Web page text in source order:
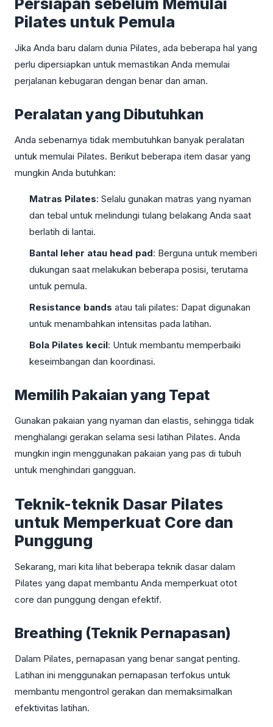
Pilates untuk Pemula
Jika Anda baru dalam dunia Pilates, ada beberapa hal yang
perlu dipersiapkan untuk memastikan Anda memulai
perjalanan kebugaran dengan benar dan aman.
Peralatan yang Dibutuhkan
Anda sebenarnya tidak membutuhkan banyak peralatan
untuk memulai Pilates. Berikut beberapa item dasar yang
mungkin Anda butuhkan:
Matras Pilates: Selalu gunakan matras yang nyaman
dan tebal untuk melindungi tulang belakang Anda saat
berlatih di lantai.
Bantal leher atau head pad: Berguna untuk memberi
dukungan saat melakukan beberapa posisi, terutama
untuk pemula.
Resistance bands atau tali pilates: Dapat digunakan
untuk menambahkan intensitas pada latihan.
Bola Pilates kecil: Untuk membantu memperbaiki
keseimbangan dan koordinasi.
Memilih Pakaian yang Tepat
Gunakan pakaian yang nyaman dan elastis, sehingga tidak
menghalangi gerakan selama sesi latihan Pilates. Anda
mungkin ingin menggunakan pakaian yang pas di tubuh
untuk menghindari gangguan.
Teknik-teknik Dasar Pilates
untuk Memperkuat Core dan
Punggung
Sekarang, mari kita lihat beberapa teknik dasar dalam
Pilates yang dapat membantu Anda memperkuat otot
core dan punggung dengan efektif.
Breathing (Teknik Pernapasan)
Dalam Pilates, pernapasan yang benar sangat penting.
Latihan ini menggunakan pernapasan terfokus untuk
membantu mengontrol gerakan dan memaksimalkan
efektivitas latihan.